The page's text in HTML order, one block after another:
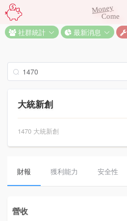
Money
Come
社群統計 最新消息
大統新創
1470 大統新創
財報 獲利能力 安全性
營收